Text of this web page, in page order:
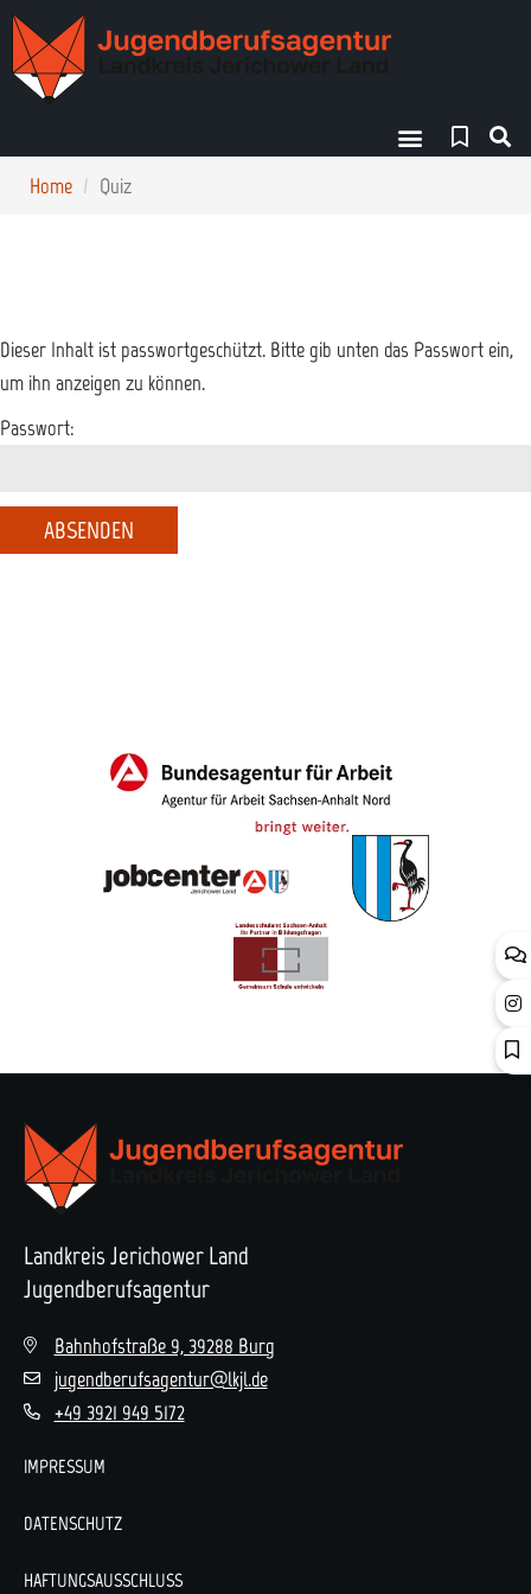
Home Quiz
Dieser Inhalt ist passwortgeschützt. Bitte gib unten das Passwort ein,
um ihn anzeigen zu können.
Passwort:
Landkreis Jerichower Land
Jugendberufsagentur
Bahnhofstraße 9, 39288 Burg
jugendberufsagentur@lkjl.de
+49 3921 949 5172
IMPRESSUM
DATENSCHUTZ
HAFTUNGSAUSSCHLUSS